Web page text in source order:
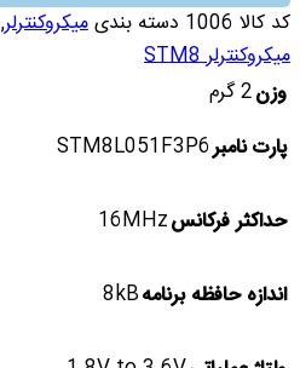
کد کالا 1006 دسته بندیمیکروکنترلر,
میکروکنترلر STM8
وزن2 گرم
پارت نامبرSTM8L051F3P6
حداکثر فرکانس16MHz
اندازه حافظه برنامه8kB